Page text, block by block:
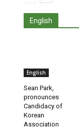
English
English
Sean Park,
pronounces
Candidacy of
Korean
Association